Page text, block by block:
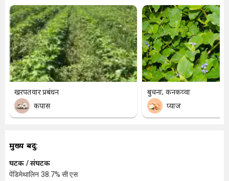
खरपतवार प्रबंधन
कपास
बुचना; कनकव्वा
प्याज
मुख्य बिंदु:
घटक / संघटक
पेंडिमेथालिन 38.7% सी एस